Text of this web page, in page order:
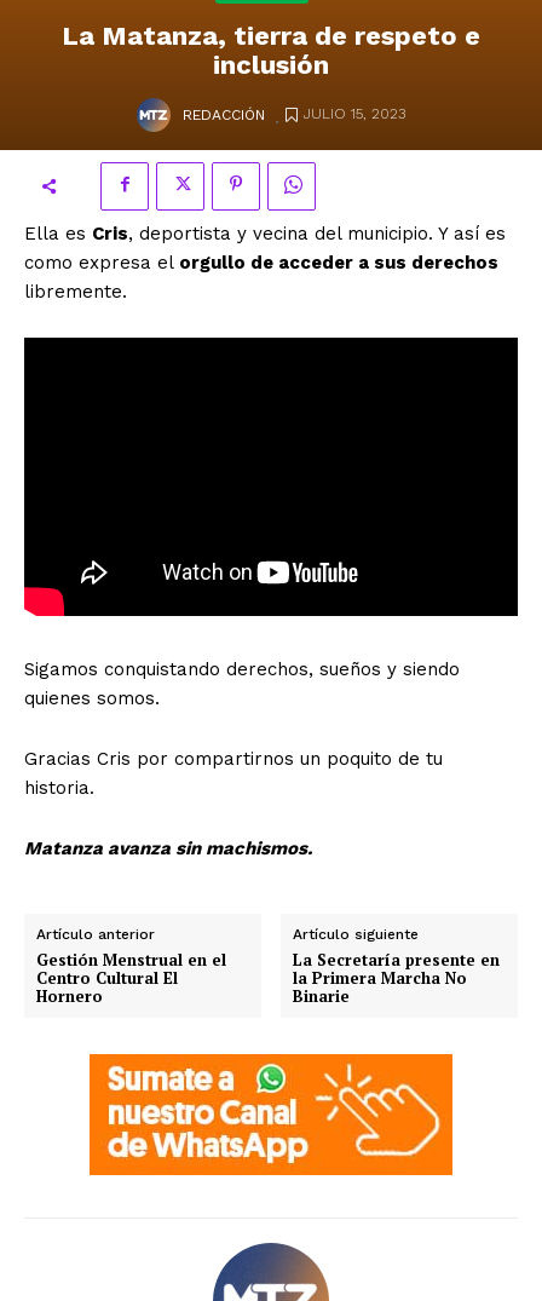
La Matanza, tierra de respeto e
inclusión
REDACCIÓN . JULIO 15, 2023
Ella es Cris, deportista y vecina del municipio. Y así es
como expresa el orgullo de acceder a sus derechos
libremente.
Sigamos conquistando derechos, sueños y siendo
quienes somos.
Gracias Cris por compartirnos un poquito de tu
historia.
Matanza avanza sin machismos.
Artículo anterior
Gestión Menstrual en el
Centro Cultural El
Hornero
Artículo siguiente
La Secretaría presente en
la Primera Marcha No
Binarie